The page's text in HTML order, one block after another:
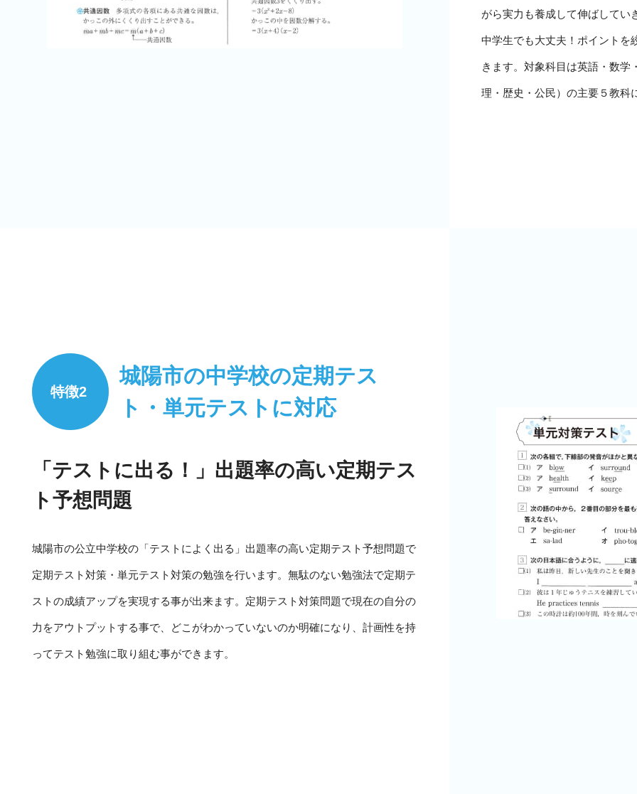
がら実力も養成して伸ばしてい
中学生でも大丈夫！ポイントを
きます。対象科目は英語・数学
理・歴史・公民）の主要５教科
城陽市の中学校の定期テス
ト・単元テストに対応
「テストに出る！」出題率の高い定期テス
ト予想問題
城陽市の公立中学校の「テストによく出る」出題率の高い定期テスト予想問題で
定期テスト対策・単元テスト対策の勉強を行います。無駄のない勉強法で定期テ
ストの成績アップを実現する事が出来ます。定期テスト対策問題で現在の自分の
力をアウトプットする事で、どこがわかっていないのか明確になり、計画性を持
ってテスト勉強に取り組む事ができます。